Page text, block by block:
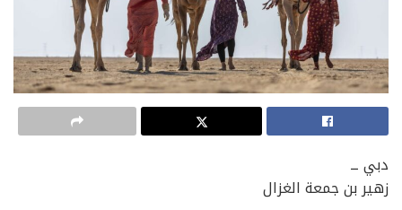
دبي ــ
زهير بن جمعة الغزال